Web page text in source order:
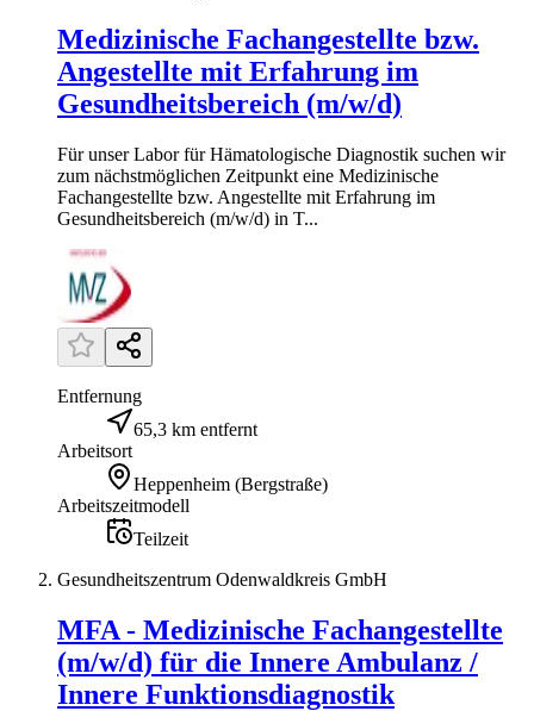
Medizinische Fachangestellte bzw.
Angestellte mit Erfahrung im
Gesundheitsbereich (m/w/d)
Für unser Labor für Hämatologische Diagnostik suchen wir
zum nächstmöglichen Zeitpunkt eine Medizinische
Fachangestellte bzw. Angestellte mit Erfahrung im
Gesundheitsbereich (m/w/d) in T...
Entfernung
65,3 km entfernt
Arbeitsort
Heppenheim (Bergstraße)
Arbeitszeitmodell
Teilzeit
Gesundheitszentrum Odenwaldkreis GmbH
MFA - Medizinische Fachangestellte
(m/w/d) für die Innere Ambulanz /
Innere Funktionsdiagnostik